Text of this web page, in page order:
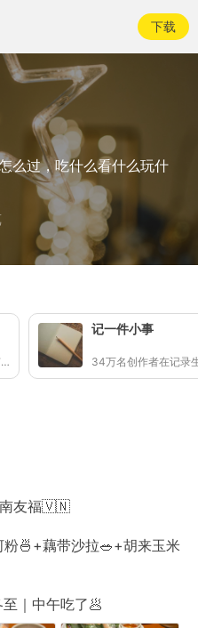
下载
么过，吃什么看什么玩什
17万名情报员正在同步季节的讯号
记一件小事
34万名创作者在记录
南友福🇻🇳
🍜+藕带沙拉🥗+胡来玉米
｜中午吃了🥟